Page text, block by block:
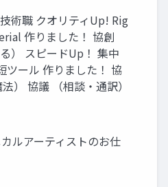
術職 クオリティUp! Rig
作りました！ 協創
る） スピードUp！ 集中
ツール 作りました！ 協
） 協議 （相談・通訳）
ルアーティストのお仕